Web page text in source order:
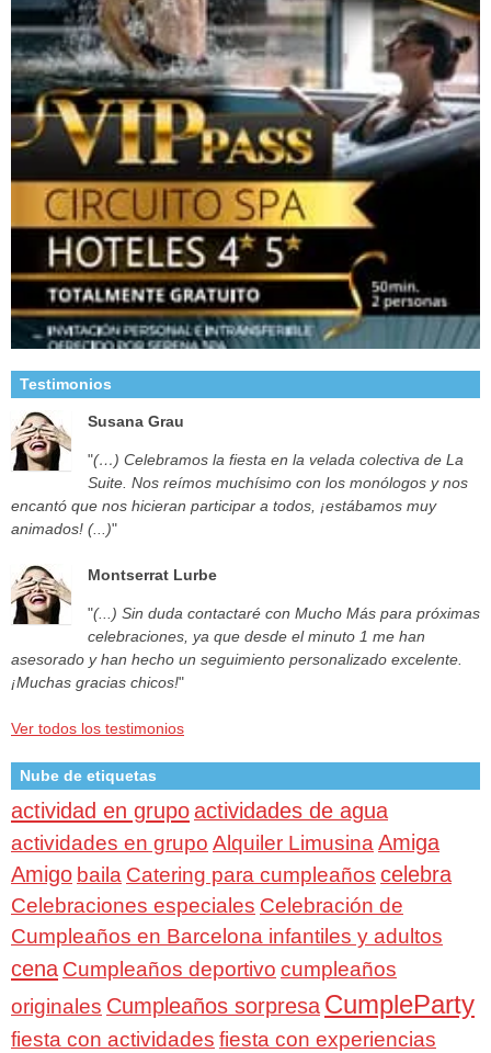
Testimonios
Susana Grau
"(…) Celebramos la fiesta en la velada colectiva de La
Suite. Nos reímos muchísimo con los monólogos y nos
encantó que nos hicieran participar a todos, ¡estábamos muy
animados! (...)"
Montserrat Lurbe
"(...) Sin duda contactaré con Mucho Más para próximas
celebraciones, ya que desde el minuto 1 me han
asesorado y han hecho un seguimiento personalizado excelente.
¡Muchas gracias chicos!"
Ver todos los testimonios
Nube de etiquetas
actividad en grupoactividades de agua
actividades en grupo Alquiler LimusinaAmiga
Amigo baila Catering para cumpleaños celebra
Celebraciones especiales Celebración de
Cumpleaños en Barcelona infantiles y adultos
cena Cumpleaños deportivo cumpleaños
originales Cumpleaños sorpresa CumpleParty
fiesta con actividades fiesta con experiencias